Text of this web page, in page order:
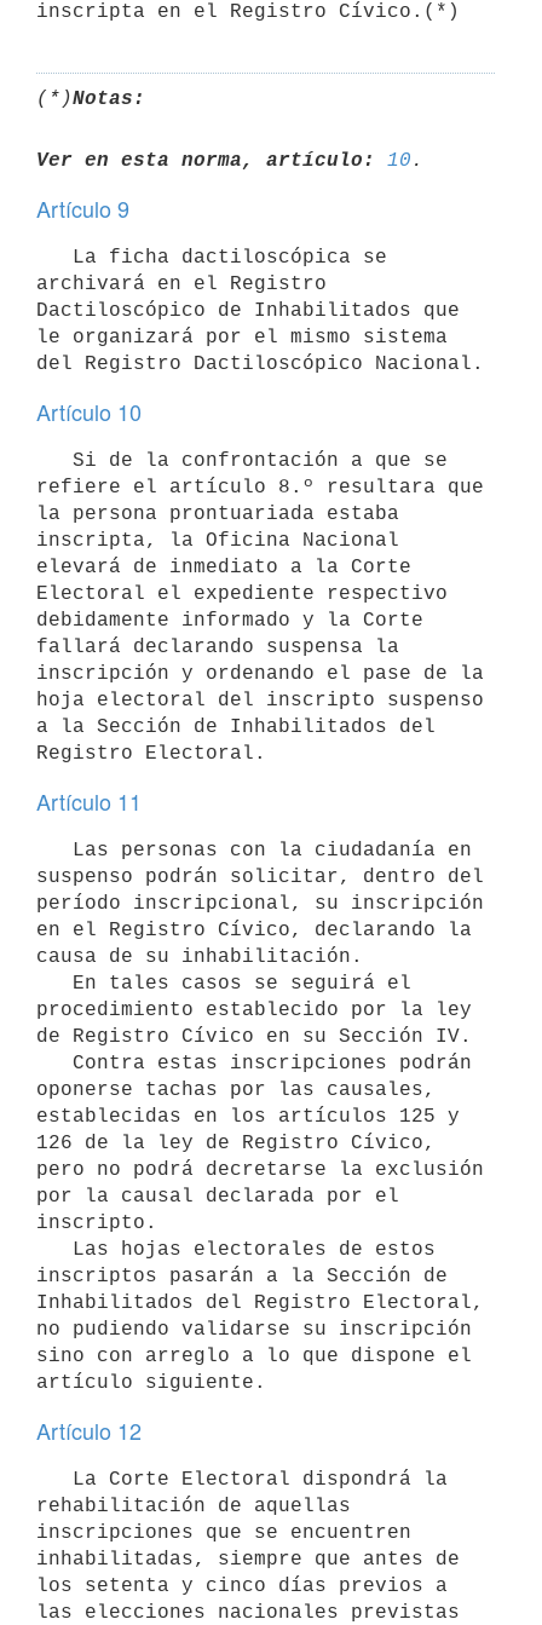
inscripta en el Registro Cívico.(*)
(*)Notas:
Ver en esta norma, artículo: 10
Artículo 9
archivará en el Registro
Dactiloscópico de Inhabilitados que
le organizará por el mismo sistema
del Registro Dactiloscópico Nacional.
Artículo 10
refiere el artículo 8.º resultara que
la persona prontuariada estaba
inscripta, la Oficina Nacional
elevará de inmediato a la Corte
Electoral el expediente respectivo
debidamente informado y la Corte
fallará declarando suspensa la
inscripción y ordenando el pase de la
hoja electoral del inscripto suspenso
a la Sección de Inhabilitados del
Registro Electoral.
Artículo 11
suspenso podrán solicitar, dentro del
período inscripcional, su inscripción
en el Registro Cívico, declarando la
causa de su inhabilitación.
procedimiento establecido por la ley
de Registro Cívico en su Sección IV.
oponerse tachas por las causales,
establecidas en los artículos 125 y
126 de la ley de Registro Cívico,
pero no podrá decretarse la exclusión
por la causal declarada por el
inscripto.
inscriptos pasarán a la Sección de
Inhabilitados del Registro Electoral,
no pudiendo validarse su inscripción
sino con arreglo a lo que dispone el
artículo siguiente.
Artículo 12
rehabilitación de aquellas
inscripciones que se encuentren
inhabilitadas, siempre que antes de
los setenta y cinco días previos a
las elecciones nacionales previstas